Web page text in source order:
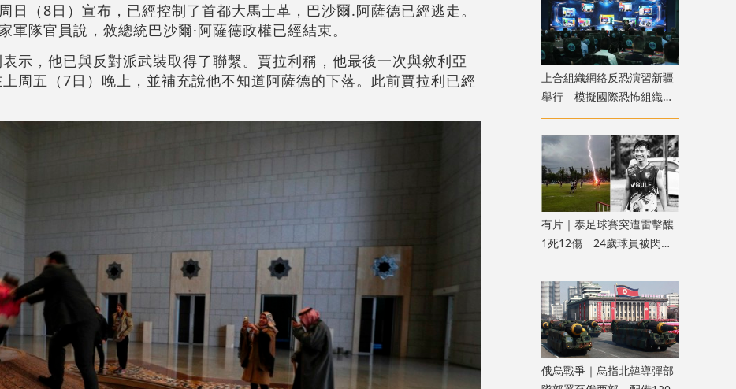
日（8日）宣布，已經控制了首都大馬士革，巴沙爾.阿薩德已經逃走。
軍隊官員說，敘總統巴沙爾·阿薩德政權已經結束。
示，他已與反對派武裝取得了聯繫。賈拉利稱，他最後一次與敘利亞
周五（7日）晚上，並補充說他不知道阿薩德的下落。此前賈拉利已經
上合組織網絡反恐演習新疆
舉行 模擬國際恐怖組織策
劃實施恐襲等情形
有片｜泰足球賽突遭雷擊釀
1死12傷 24歲球員被閃電
劈中亡
俄烏戰爭｜烏指北韓導彈部